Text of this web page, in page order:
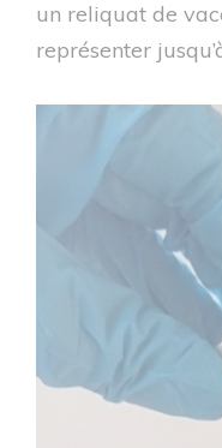
un reliquat de
représenter